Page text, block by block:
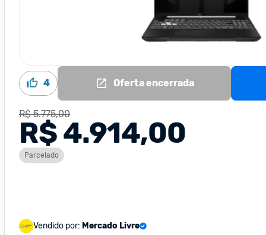
4 Oferta encerrada
R$ 5.775,00
R$ 4.914,00
Parcelado
Vendido por: Mercado Livre